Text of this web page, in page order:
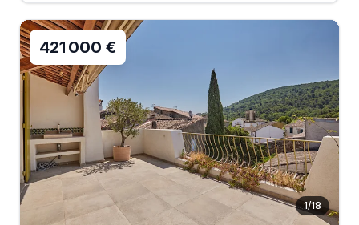
1/18
421 000 €